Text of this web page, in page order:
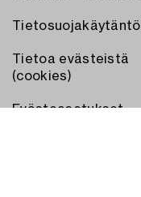
Tietosuojakäytäntö
Tietoa evästeistä
(cookies)
Evästeasetukset